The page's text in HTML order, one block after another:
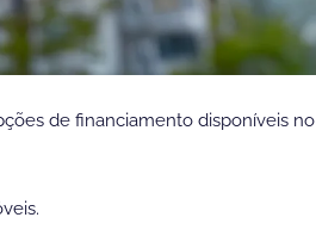
de financiamento disponíveis no